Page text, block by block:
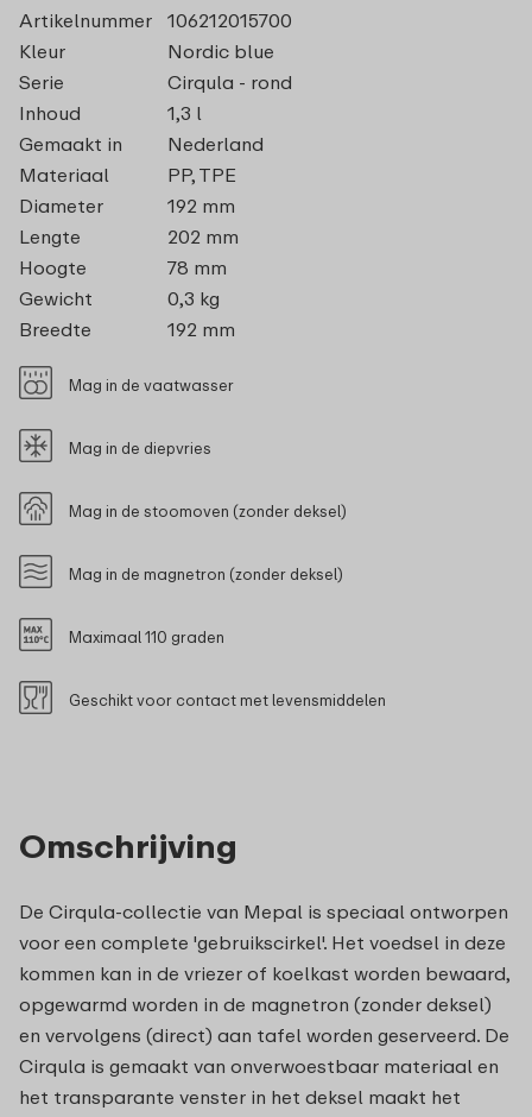
Omschrijving
De Cirqula-collectie van Mepal is speciaal ontworpen
voor een complete 'gebruikscirkel'. Het voedsel in deze
kommen kan in de vriezer of koelkast worden bewaard,
opgewarmd worden in de magnetron (zonder deksel)
en vervolgens (direct) aan tafel worden geserveerd. De
Cirqula is gemaakt van onverwoestbaar materiaal en
het transparante venster in het deksel maakt het
Artikelnummer
106212015700
Kleur
Nordic blue
Serie
Cirqula - rond
Inhoud
1,3 l
Gemaakt in
Nederland
Materiaal
PP, TPE
Diameter
192 mm
Lengte
202 mm
Hoogte
78 mm
Gewicht
0,3 kg
Breedte
192 mm
Mag in de vaatwasser
Mag in de diepvries
Mag in de stoomoven (zonder deksel)
Mag in de magnetron (zonder deksel)
Maximaal 110 graden
Geschikt voor contact met levensmiddelen